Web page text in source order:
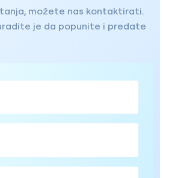
možete nas kontaktirati.
je da popunite i predate